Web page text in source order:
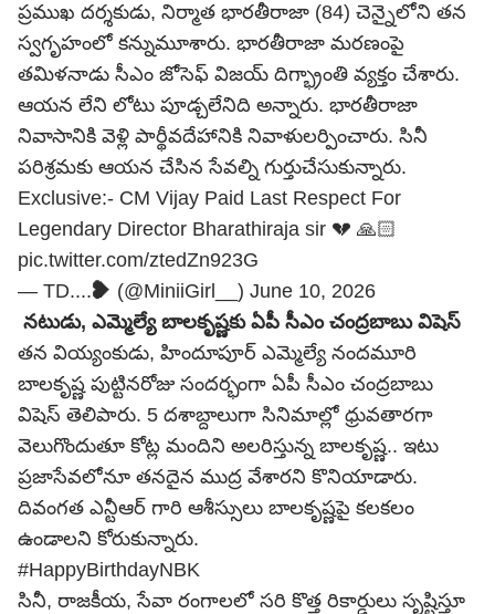
ప్రముఖ దర్శకుడు, నిర్మాత భారతీరాజా (84) చెన్నైలోని తన
స్వగృహంలో కన్నుమూశారు. భారతీరాజా మరణంపై
తమిళనాడు సీఎం జోసెఫ్ విజయ్ దిగ్భ్రాంతి వ్యక్తం చేశారు.
ఆయన లేని లోటు పూడ్చలేనిది అన్నారు. భారతీరాజా
నివాసానికి వెళ్లి పార్థీవదేహానికి నివాళులర్పించారు. సినీ
పరిశ్రమకు ఆయన చేసిన సేవల్ని గుర్తుచేసుకున్నారు.
Exclusive:- CM Vijay Paid Last Respect For
Legendary Director Bharathiraja sir 💔 🙏🏻
pic.twitter.com/ztedZn923G
— TD....❥ (@MiniiGirl__) June 10, 2026
నటుడు, ఎమ్మెల్యే బాలకృష్ణకు ఏపీ సీఎం చంద్రబాబు విషెస్
తన వియ్యంకుడు, హిందూపూర్ ఎమ్మెల్యే నందమూరి
బాలకృష్ణ పుట్టినరోజు సందర్భంగా ఏపీ సీఎం చంద్రబాబు
విషెస్ తెలిపారు. 5 దశాబ్దాలుగా సినిమాల్లో ధ్రువతారగా
వెలుగొందుతూ కోట్ల మందిని అలరిస్తున్న బాలకృష్ణ.. ఇటు
ప్రజాసేవలోనూ తనదైన ముద్ర వేశారని కొనియాడారు.
దివంగత ఎన్టీఆర్ గారి ఆశీస్సులు బాలకృష్ణపై కలకలం
ఉండాలని కోరుకున్నారు.
#HappyBirthdayNBK
సినీ, రాజకీయ, సేవా రంగాలలో సరి కొత్త రికార్డులు సృష్టిస్తూ